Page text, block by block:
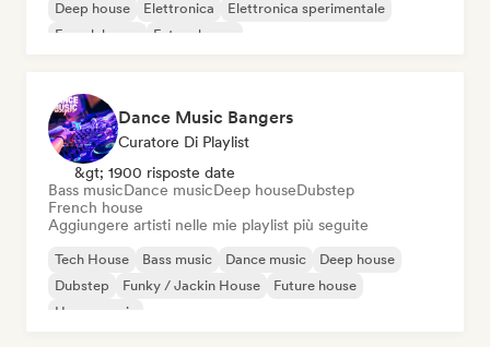
Deep house
Elettronica
Elettronica sperimentale
French house
Future house
Dance Music Bangers
Curatore Di Playlist
&gt; 1900 risposte date
Bass musicDance musicDeep houseDubstep
French house
Aggiungere artisti nelle mie playlist più seguite
Tech House Bass music Dance music
Deep house
Dubstep
Funky / Jackin House
Future house
House music